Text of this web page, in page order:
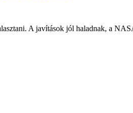
A javítások jól haladnak, a